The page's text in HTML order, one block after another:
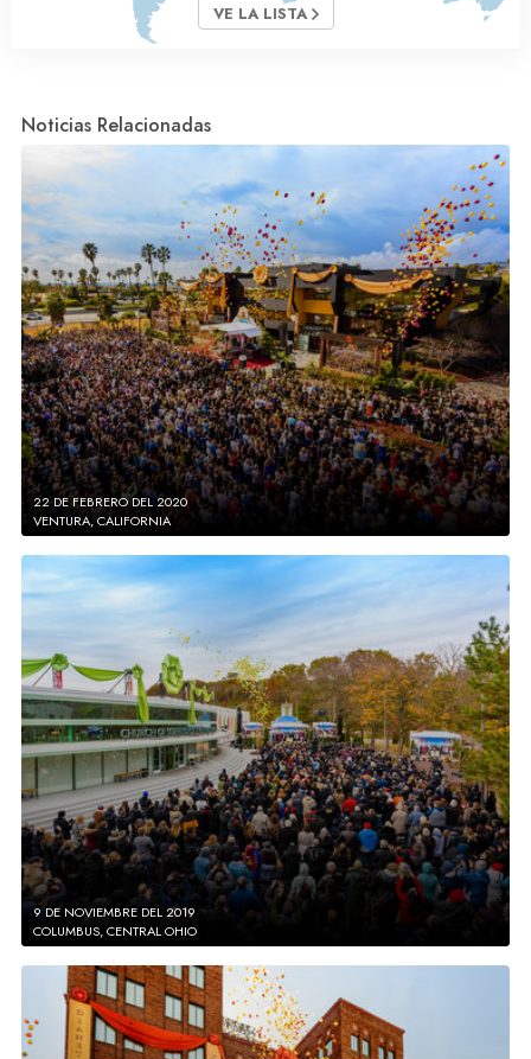
VE LA LISTA
Noticias Relacionadas
22 DE FEBRERO DEL 2020
VENTURA, CALIFORNIA
9 DE NOVIEMBRE DEL 2019
COLUMBUS, CENTRAL OHIO